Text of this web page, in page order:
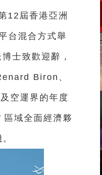
12屆香港亞洲
台混合方式舉
士致歡迎辭，
Biron、
空運界的年度
域全面經濟夥